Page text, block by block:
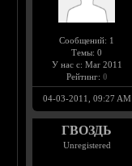
Сообщений: 1
Темы: 0
У нас с: Mar 2011
Рейтинг: 0
04-03-2011, 09:27 AM
ГВОЗДЬ
Unregistered